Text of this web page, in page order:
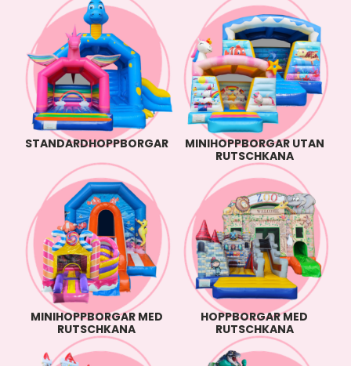
STANDARDHOPPBORGAR
MINIHOPPBORGAR UTAN
RUTSCHKANA
MINIHOPPBORGAR MED
RUTSCHKANA
HOPPBORGAR MED
RUTSCHKANA